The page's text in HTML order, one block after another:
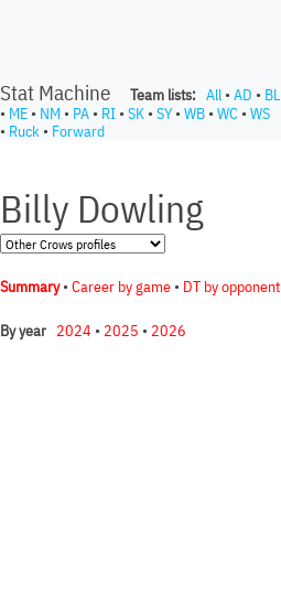
Stat Machine Team lists: All • AD • BL
• ME • NM • PA • RI • SK • SY• WB • WC • WS
• Ruck • Forward